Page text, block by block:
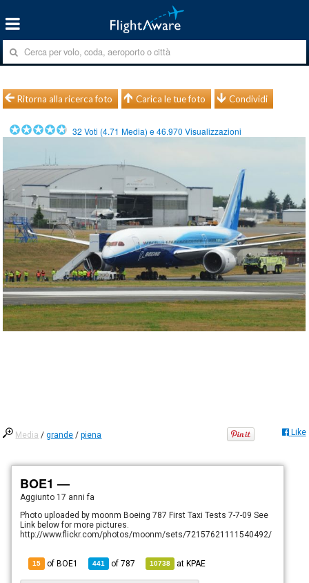
Ritorna alla ricerca foto Carica le tue foto Condividi
32 Voti (4.71 Media) e46.970 Visualizzazioni
Media /grande /piena Like
BOE1 —
Aggiunto 17 anni fa
Photo uploaded by moonm Boeing 787 First Taxi Tests 7-7-09 See
Link below for more pictures.
http://www.flickr.com/photos/moonm/sets/72157621111540492/
15 of BOE1 441 of787 10738 atKPAE